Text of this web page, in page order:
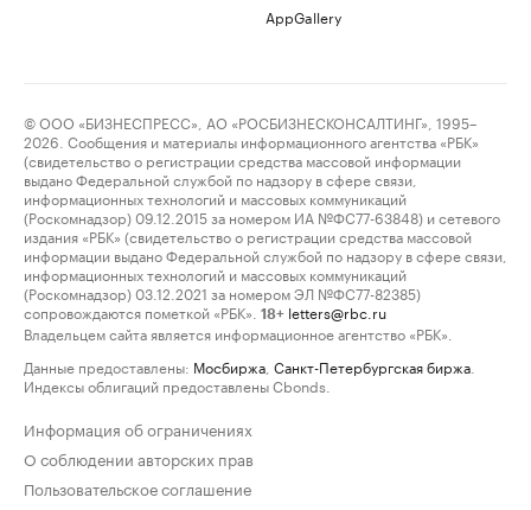
AppGallery
© ООО «БИЗНЕСПРЕСС», АО «РОСБИЗНЕСКОНСАЛТИНГ», 1995–
2026. Сообщения и материалы информационного агентства «РБК»
(свидетельство о регистрации средства массовой информации
выдано Федеральной службой по надзору в сфере связи,
информационных технологий и массовых коммуникаций
(Роскомнадзор) 09.12.2015 за номером ИА №ФС77-63848) и сетевого
издания «РБК» (свидетельство о регистрации средства массовой
информации выдано Федеральной службой по надзору в сфере связи,
информационных технологий и массовых коммуникаций
(Роскомнадзор) 03.12.2021 за номером ЭЛ №ФС77-82385)
сопровождаются пометкой «РБК».
18+ letters@rbc.ru
Владельцем сайта является информационное агентство «РБК».
Данные предоставлены: Мосбиржа Санкт-Петербургская биржа
Индексы облигаций предоставлены Cbonds.
Информация об ограничениях
О соблюдении авторских прав
Пользовательское соглашение